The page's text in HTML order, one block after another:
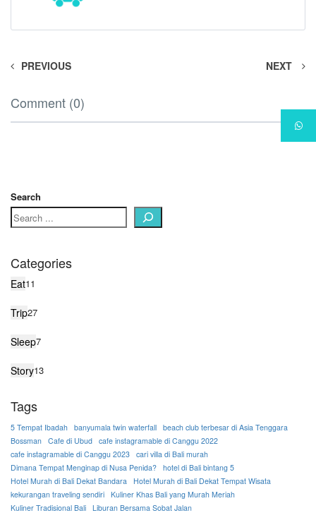
PREVIOUS NEXT
Comment (0)
Search
Categories
Eat11
Trip27
Sleep7
Story13
Tags
5 Tempat Ibadah banyumala twin waterfall beach club terbesar di Asia Tenggara
Bossman Cafe di Ubud cafe instagramable di Canggu 2022
cafe instagramable di Canggu 2023 cari villa di Bali murah
Dimana Tempat Menginap di Nusa Penida? hotel di Bali bintang 5
Hotel Murah di Bali Dekat Bandara Hotel Murah di Bali Dekat Tempat Wisata
kekurangan traveling sendiri Kuliner Khas Bali yang Murah Meriah
Kuliner Tradisional Bali Liburan Bersama Sobat Jalan